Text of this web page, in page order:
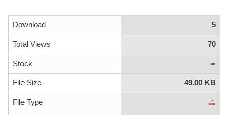
Download 5
Total Views 70
Stock ∞
File Size 49.00 KB
File Type